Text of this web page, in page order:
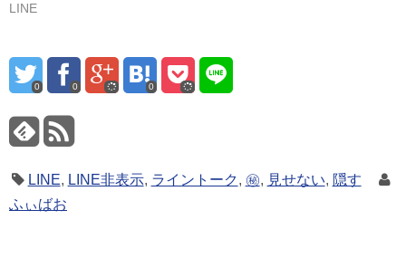
LINE
0 0 0
LINE, LINE非表示, ライントーク, ㊙, 見せない, 隠す
ふぃばお